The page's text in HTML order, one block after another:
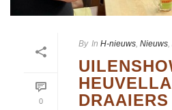
0
By In H-nieuws Nieuws
DRAAIERS